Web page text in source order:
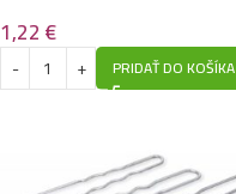
1,22€
PRIDAŤ DO KOŠÍKA